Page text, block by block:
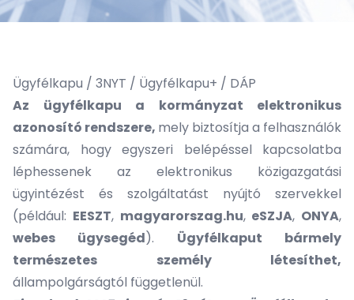
Ügyfélkapu / 3NYT / Ügyfélkapu+ / DÁP
Az ügyfélkapu a kormányzat elektronikus
azonosító rendszere, mely biztosítja a felhasználók
számára, hogy egyszeri belépéssel kapcsolatba
léphessenek az elektronikus közigazgatási
ügyintézést és szolgáltatást nyújtó szervekkel
(például: EESZT, magyarorszag.hu, eSZJA, ONYA,
webes ügysegéd). Ügyfélkaput bármely
természetes személy létesíthet,
állampolgárságtól függetlenül.